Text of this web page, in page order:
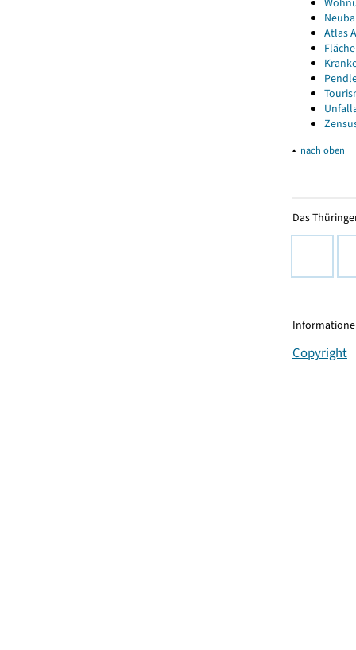
Atlas
▴ nach oben
Das
Copyright